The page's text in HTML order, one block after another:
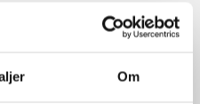
Om